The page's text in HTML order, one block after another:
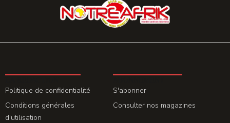
Politique de confidentialité
Conditions générales
d'utilisation
S'abonner
Consulter nos magazines